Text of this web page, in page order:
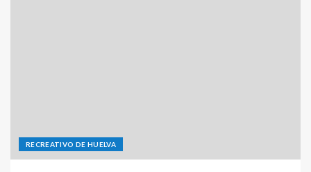
RECREATIVO DE HUELVA